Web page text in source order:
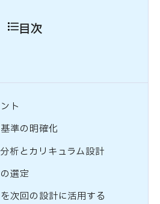
目次
ト
準の明確化
析とカリキュラム設計
選定
次回の設計に活用する